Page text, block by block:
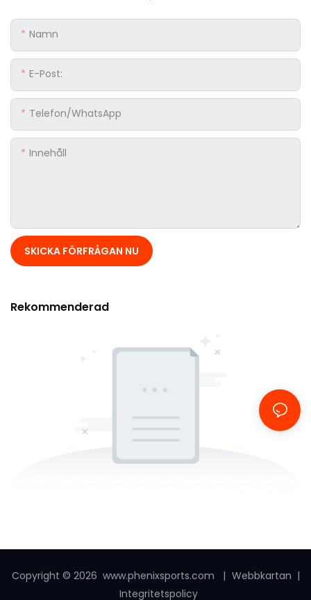
Namn
E-Post:
Telefon/whatsApp
Innehåll
SKICKA FÖRFRÅGAN NU
Rekommenderad
Copyright © 2026 www.phenixsports.com | Webbkartan |
Integritetspolicy